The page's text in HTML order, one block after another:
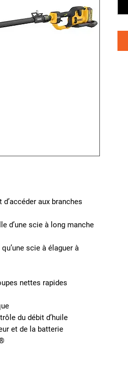
aux branches
d’une scie à long manche
scie à élaguer à
nettes rapides
du débit d’huile
et de la batterie